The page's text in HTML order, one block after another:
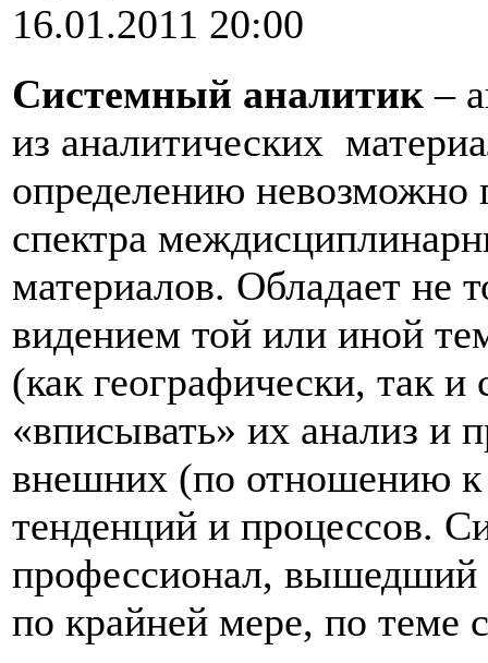
16.01.2011 20:00
Системный аналитик –
из аналитических
определению невозможно
спектра
материалов. Обладает не
видением той или иной
(как географически, так и
«вписывать» их анализ и
внешних (по отношению к
тенденций и процессов.
профессионал, вышедший
по крайней мере, по теме